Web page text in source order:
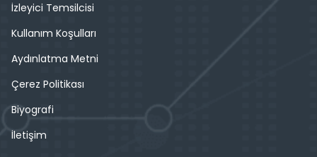
İzleyici Temsilcisi
Kullanım Koşulları
Aydınlatma Metni
Çerez Politikası
Biyografi
İletişim